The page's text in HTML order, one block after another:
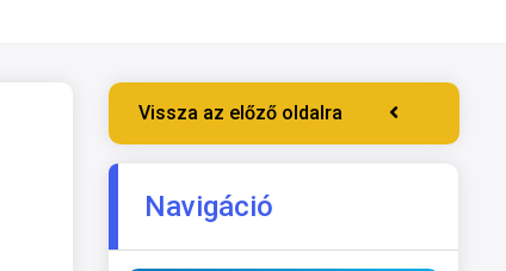
Vissza az előző oldalra
Navigáció